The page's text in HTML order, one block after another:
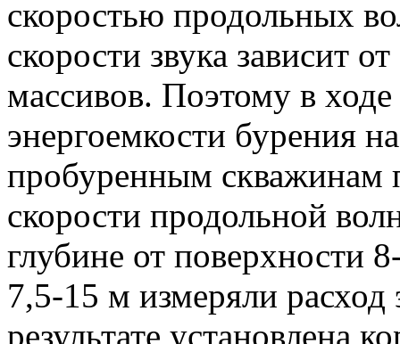
скоростью продольных
скорости звука зависит
массивов. Поэтому в
энергоемкости бурения
пробуренным скважинам
скорости продольной
глубине от поверхности
7,5-15 м измеряли
результате установлена